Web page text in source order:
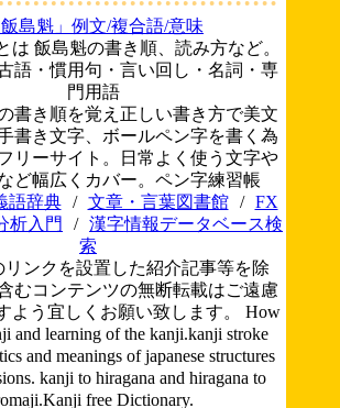
飯島魁」例文/複合語/意味
は 飯島魁の書き順、読み方など。
語・慣用句・言い回し・名詞・専
門用語
書き順を覚え正しい書き方で美文
書き文字、ボールペン字を書く為
リーサイト。日常よく使う文字や
ど幅広くカバー。ペン字練習帳
語辞典
/ 文章・言葉図書館 /
FX
析入門
/ 漢字情報データベース検
索
リンクを設置した紹介記事等を除
むコンテンツの無断転載はご遠慮
よう宜しくお願い致します。 How
and learning of the kanji.kanji stroke
and meanings of japanese structures
kanji to hiragana and hiragana to
free Dictionary.